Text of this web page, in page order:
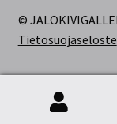
©
Tietosuojaseloste